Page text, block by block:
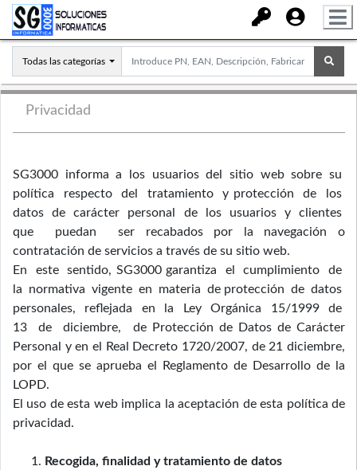
Todas las categorías
Privacidad
SG3000 informa a los usuarios del sitio web sobre su
política respecto del tratamiento y protección de los
datos de carácter personal de los usuarios y clientes
que puedan ser recabados por la navegación o
contratación de servicios a través de su sitio web.
En este sentido, SG3000 garantiza el cumplimiento de
la normativa vigente en materia de protección de datos
personales, reflejada en la Ley Orgánica 15/1999 de
13 de diciembre, de Protección de Datos de Carácter
Personal y en el Real Decreto 1720/2007, de 21 diciembre,
por el que se aprueba el Reglamento de Desarrollo de la
LOPD.
El uso de esta web implica la aceptación de esta política de
privacidad.
Recogida, finalidad y tratamiento de datos